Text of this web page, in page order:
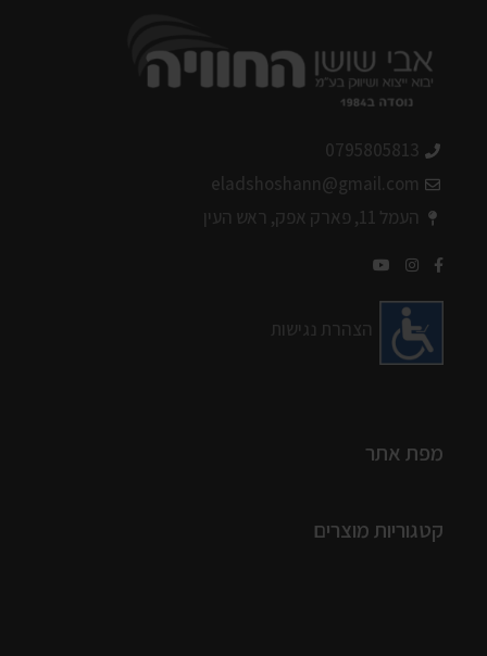
0795805813
eladshoshann@gmail.com
העמל 11, פארק אפק, ראש העין
הצהרת נגישות
מפת אתר
קטגוריות מוצרים